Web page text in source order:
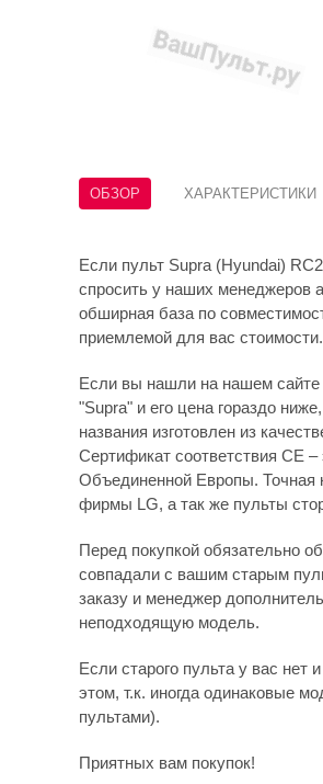
ОБЗОР ХАРАКТЕРИСТИКИ
Если пульт Supra (Hyundai)
спросить у наших менеджеров
обширная база по
приемлемой для вас стоимости.
Если вы нашли на нашем сайте
"Supra" и его цена гораздо
названия изготовлен из
Сертификат соответствия СЕ
Объединенной Европы. Точная
фирмы LG, а так же пульты
Перед покупкой обязательно
совпадали с вашим старым
заказу и менеджер
неподходящую модель.
Если старого пульта у вас
этом, т.к. иногда одинаковые
пультами).
Приятных вам покупок!